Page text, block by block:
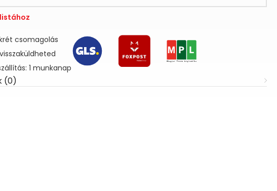
csomagolás
1 munkanap
(0)